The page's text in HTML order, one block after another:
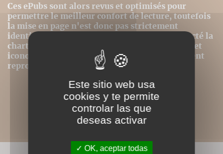
Ces ePubs sont alors revus et optimisés pour
permettre le meilleur confort de lecture, toutefois
la mise en page n'est donc pas strictement
identique même si nous avons au mieux respecté la
charte graphique initiale. Les contenus textes et
iconographiques sont, par contre, intégralement
reproduits dans ce format.
Este sitio web usa
cookies y te permite
controlar las que
deseas activar
OK, aceptar todas